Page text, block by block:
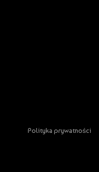
Polityka prywatności